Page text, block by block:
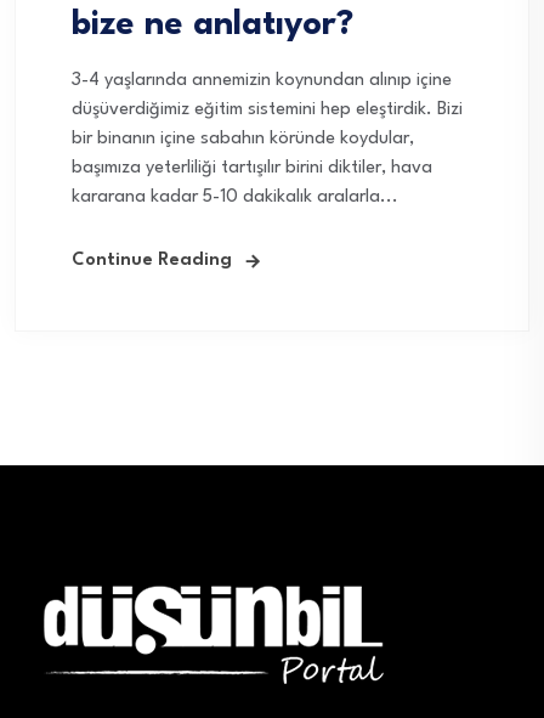
bize ne anlatıyor?
3-4 yaşlarında annemizin koynundan alınıp içine
düşüverdiğimiz eğitim sistemini hep eleştirdik. Bizi
bir binanın içine sabahın köründe koydular,
başımıza yeterliliği tartışılır birini diktiler, hava
kararana kadar 5-10 dakikalık aralarla...
Continue Reading